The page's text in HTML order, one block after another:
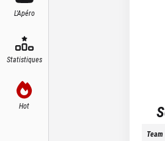
L'Apéro
Statistiques
Hot
Team